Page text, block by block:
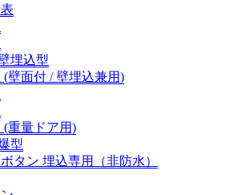
埋込型
(壁面付 / 壁埋込兼用)
(重量ドア用)
型
タン 埋込専用（非防水）